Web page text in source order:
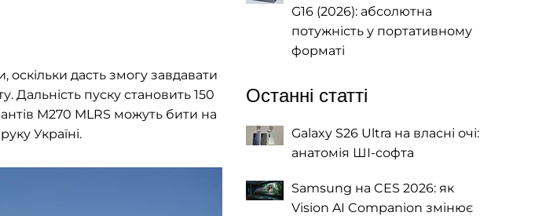
дасть змогу завдавати
Дальність пуску становить 150
M270 MLRS можуть бити на
Україні.
G16 (2026): абсолютна
потужність у портативному
форматі
Останні статті
Galaxy S26 Ultra на власні очі:
анатомія ШІ-софта
Samsung на CES 2026: як
Vision AI Companion змінює